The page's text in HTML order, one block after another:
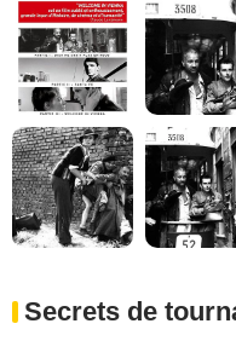
Secrets de